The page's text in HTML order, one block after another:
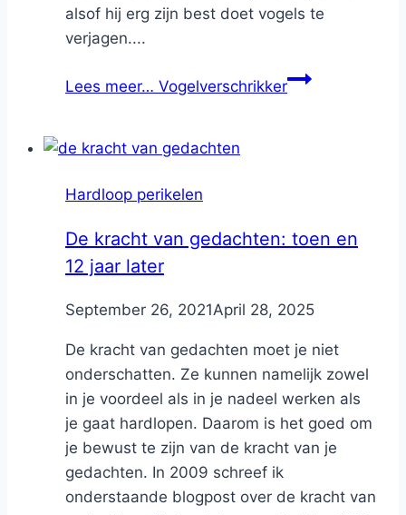
alsof hij erg zijn best doet vogels te
verjagen....
Lees meer… Vogelverschrikker
Hardloop perikelen
De kracht van gedachten: toen en
12 jaar later
ByNicole
September 26, 2021April 28, 2025
De kracht van gedachten moet je niet
onderschatten. Ze kunnen namelijk zowel
in je voordeel als in je nadeel werken als
je gaat hardlopen. Daarom is het goed om
je bewust te zijn van de kracht van je
gedachten. In 2009 schreef ik
onderstaande blogpost over de kracht van